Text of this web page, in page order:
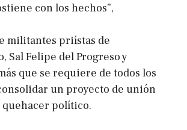
con los hechos”,
militantes priístas de
Sal Felipe del Progreso y
que se requiere de todos los
un proyecto de unión
quehacer político.